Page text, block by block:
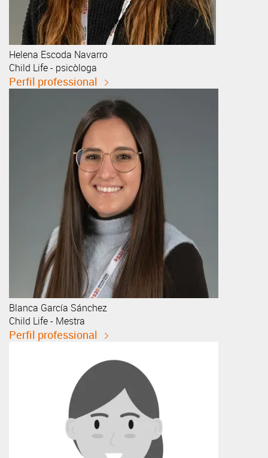
Helena Escoda Navarro
Child Life - psicòloga
Perfil professional
Blanca García Sánchez
Child Life - Mestra
Perfil professional